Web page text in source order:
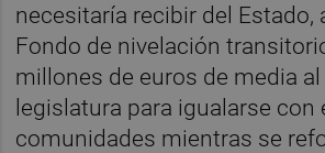
necesitaría recibir del Estado,
Fondo de nivelación
millones de euros de media
legislatura para igualarse con
comunidades mientras se